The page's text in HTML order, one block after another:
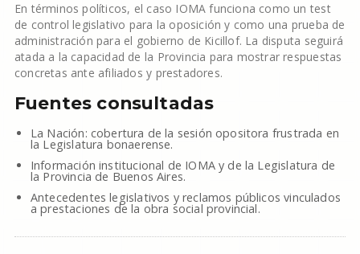
En términos políticos, el caso IOMA funciona como un test
de control legislativo para la oposición y como una prueba de
administración para el gobierno de Kicillof. La disputa seguirá
atada a la capacidad de la Provincia para mostrar respuestas
concretas ante afiliados y prestadores.
Fuentes consultadas
La Nación: cobertura de la sesión opositora frustrada en
la Legislatura bonaerense.
Información institucional de IOMA y de la Legislatura de
la Provincia de Buenos Aires.
Antecedentes legislativos y reclamos públicos vinculados
a prestaciones de la obra social provincial.